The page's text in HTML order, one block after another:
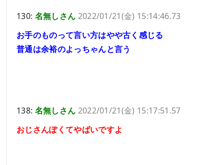
130: 名無しさん 2022/01/21(金) 15:14:46.73
お手のものって言い方はやや古く感じる
普通は余裕のよっちゃんと言う
138: 名無しさん 2022/01/21(金) 15:17:51.57
おじさんぽくてやばいですよ